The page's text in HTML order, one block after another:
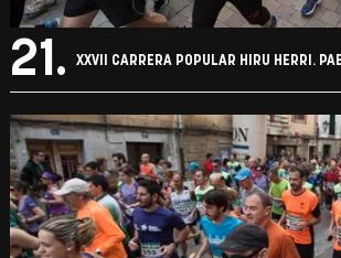
21. XXVII CARRERA POPULAR HIRU HERRI.